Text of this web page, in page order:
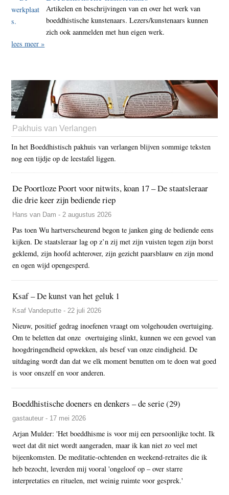
Artikelen en beschrijvingen van en over het werk van
boeddhistische kunstenaars. Lezers/kunstenaars kunnen
zich ook aanmelden met hun eigen werk.
lees meer »
Pakhuis van Verlangen
In het Boeddhistisch pakhuis van verlangen blijven sommige teksten
nog een tijdje op de leestafel liggen.
De Poortloze Poort voor nitwits, koan 17 – De staatsleraar
die drie keer zijn bediende riep
Hans van Dam - 2 augustus 2026
Pas toen Wu hartverscheurend begon te janken ging de bediende eens
kijken. De staatsleraar lag op z’n zij met zijn vuisten tegen zijn borst
geklemd, zijn hoofd achterover, zijn gezicht paarsblauw en zijn mond
en ogen wijd opengesperd.
Ksaf – De kunst van het geluk 1
Ksaf Vandeputte - 22 juli 2026
Nieuw, positief gedrag inoefenen vraagt om volgehouden overtuiging.
Om te beletten dat onze overtuiging slinkt, kunnen we een gevoel van
hoogdringendheid opwekken, als besef van onze eindigheid. De
uitdaging wordt dan dat we elk moment benutten om te doen wat goed
is voor onszelf en voor anderen.
Boeddhistische doeners en denkers – de serie (29)
gastauteur - 17 mei 2026
Arjan Mulder: 'Het boeddhisme is voor mij een persoonlijke tocht. Ik
weet dat dit niet wordt aangeraden, maar ik kan niet zo veel met
bijeenkomsten. De meditatie-ochtenden en weekend-retraites die ik
heb bezocht, leverden mij vooral 'ongeloof op – over starre
interpretaties en rituelen, met weinig ruimte voor gesprek.'